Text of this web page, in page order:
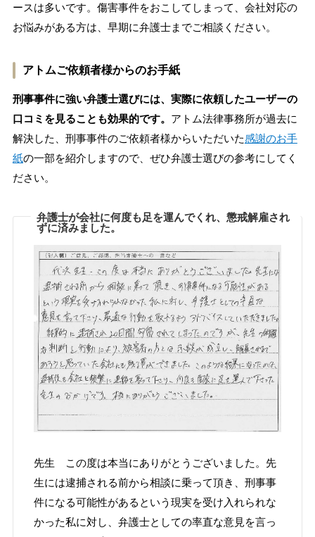
ースは多いです。傷害事件をおこしてしまって、会社対応の
お悩みがある方は、早期に弁護士までご相談ください。
アトムご依頼者様からのお手紙
刑事事件に強い弁護士選びには、実際に依頼したユーザーの
口コミを見ることも効果的です。 アトム法律事務所が過去に
解決した、刑事事件のご依頼者様からいただいた感謝のお手
紙の一部を紹介しますので、ぜひ弁護士選びの参考にしてく
ださい。
弁護士が会社に何度も足を運んでくれ、懲戒解雇され
ずに済みました。
先生 この度は本当にありがとうございました。先
生には逮捕される前から相談に乗って頂き、刑事事
件になる可能性があるという現実を受け入れられな
かった私に対し、弁護士としての率直な意見を言っ